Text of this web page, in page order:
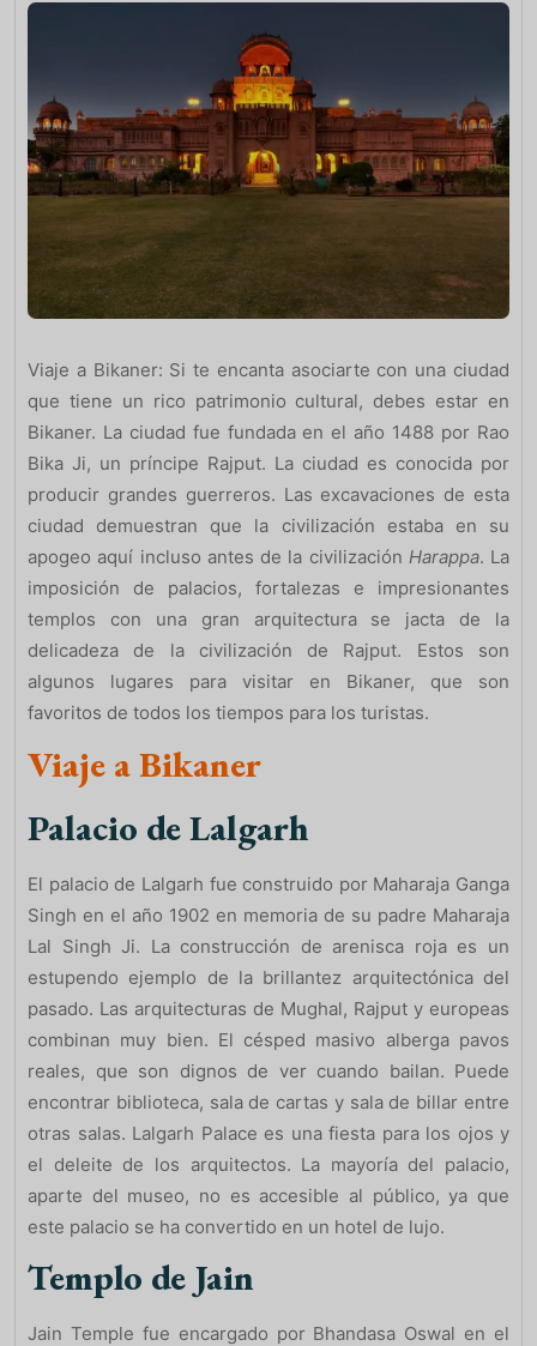
Viaje a Bikaner: Si te encanta asociarte con una ciudad
que tiene un rico patrimonio cultural, debes estar en
Bikaner. La ciudad fue fundada en el año 1488 por Rao
Bika Ji, un príncipe Rajput. La ciudad es conocida por
producir grandes guerreros. Las excavaciones de esta
ciudad demuestran que la civilización estaba en su
apogeo aquí incluso antes de la civilización Harappa. La
imposición de palacios, fortalezas e impresionantes
templos con una gran arquitectura se jacta de la
delicadeza de la civilización de Rajput. Estos son
algunos lugares para visitar en Bikaner, que son
favoritos de todos los tiempos para los turistas.
Viaje a Bikaner
Palacio de Lalgarh
El palacio de Lalgarh fue construido por Maharaja Ganga
Singh en el año 1902 en memoria de su padre Maharaja
Lal Singh Ji. La construcción de arenisca roja es un
estupendo ejemplo de la brillantez arquitectónica del
pasado. Las arquitecturas de Mughal, Rajput y europeas
combinan muy bien. El césped masivo alberga pavos
reales, que son dignos de ver cuando bailan. Puede
encontrar biblioteca, sala de cartas y sala de billar entre
otras salas. Lalgarh Palace es una fiesta para los ojos y
el deleite de los arquitectos. La mayoría del palacio,
aparte del museo, no es accesible al público, ya que
este palacio se ha convertido en un hotel de lujo.
Templo de Jain
Jain Temple fue encargado por Bhandasa Oswal en el